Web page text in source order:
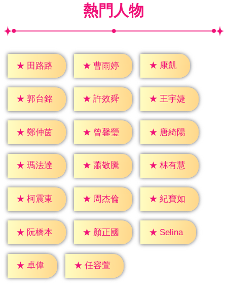
熱門人物
★ 田路路 ★ 曹雨婷 ★ 康凱
★ 郭台銘 ★ 許效舜 ★ 王宇婕
★ 鄭仲茵 ★ 曾馨瑩 ★ 唐綺陽
★ 瑪法達 ★ 蕭敬騰 ★ 林有慧
★ 柯震東 ★ 周杰倫 ★ 紀寶如
★ 阮橋本 ★ 顏正國 ★ Selina
★ 卓偉 ★ 任容萱